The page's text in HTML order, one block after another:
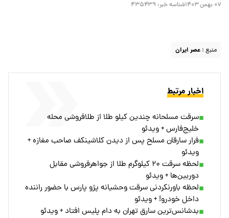
۰۷ بهمن ۱۴۰۳ شناسه خبر: ۴۳۵۴۳۹
منبع : عصر ایران
اخبار مرتبط
سرقت مسلحانه چندین کیلو طلا از طلافروشی محله
خلیج‌فارس + ویدئو
فرار سارقان مسلح پس از دیدن کلاشینکف صاحب مغازه +
ویدئو
لحظه سرقت ۲۰ کیلوگرم طلا از جواهرفروشی مقابل
دوربین‌ها + ویدئو
لحظه باورنکردنی سرقت وحشیانه پژو پارس با حضور راننده
داخل خودرو! + ویدئو
بدشانس‌ترین سارق تهران به دام پلیس افتاد + ویدئو